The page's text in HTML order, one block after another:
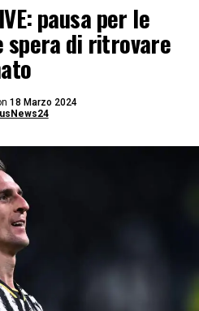
pausa per le
spera di ritrovare
18 Marzo 2024